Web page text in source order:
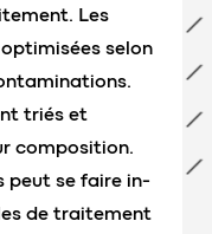
Les
selon
triés et
composition.
peut se faire in-
de traitement